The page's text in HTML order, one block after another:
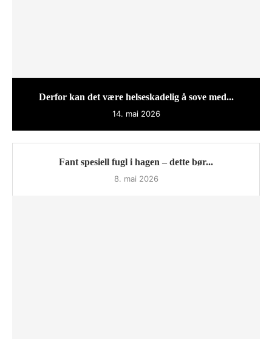
Derfor kan det være helseskadelig å sove med...
14. mai 2026
Fant spesiell fugl i hagen – dette bør...
8. mai 2026